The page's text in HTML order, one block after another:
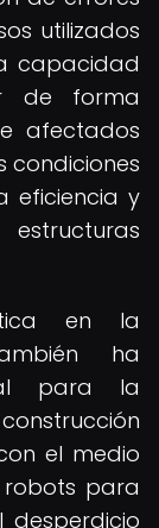
utilizados
capacidad
de forma
afectados
eficiencia y
en la
ha
para la
el medio
para
desperdicio